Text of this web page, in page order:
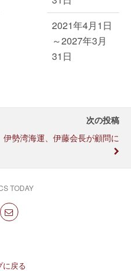
2021年4月1日
～2027年3月
31日
次の投稿
伊勢湾海運、伊藤会長が顧問に
TODAY
に戻る